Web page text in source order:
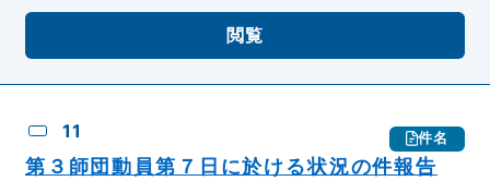
閲覧
11 件名
第３師団動員第７日に於ける状況の件報告